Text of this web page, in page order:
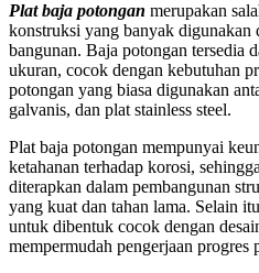
Plat baja potongan merupakan
konstruksi yang banyak digunakan
bangunan. Baja potongan tersedia
ukuran, cocok dengan kebutuhan
potongan yang biasa digunakan
galvanis, dan plat stainless steel.
Plat baja potongan mempunyai
ketahanan terhadap korosi,
diterapkan dalam pembangunan
yang kuat dan tahan lama. Selain
untuk dibentuk cocok dengan
mempermudah pengerjaan progres